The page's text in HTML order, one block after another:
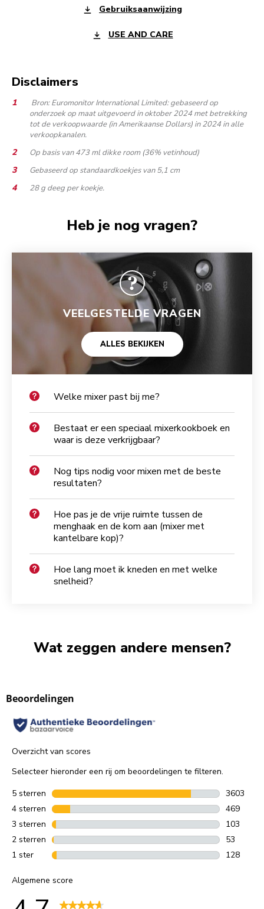
Gebruiksaanwijzing
USE AND CARE
Disclaimers
Bron: Euromonitor International Limited: gebaseerd op
onderzoek op maat uitgevoerd in oktober 2024 met betrekking
tot de verkoopwaarde (in Amerikaanse Dollars) in 2024 in alle
verkoopkanalen.
Op basis van 473 ml dikke room (36% vetinhoud)
Gebaseerd op standaardkoekjes van 5,1 cm
28 g deeg per koekje.
Heb je nog vragen?
VEELGESTELDE VRAGEN
ALLES BEKIJKEN
Welke mixer past bij me?
Bestaat er een speciaal mixerkookboek en
waar is deze verkrijgbaar?
Nog tips nodig voor mixen met de beste
resultaten?
Hoe pas je de vrije ruimte tussen de
menghaak en de kom aan (mixer met
kantelbare kop)?
Hoe lang moet ik kneden en met welke
snelheid?
Wat zeggen andere mensen?